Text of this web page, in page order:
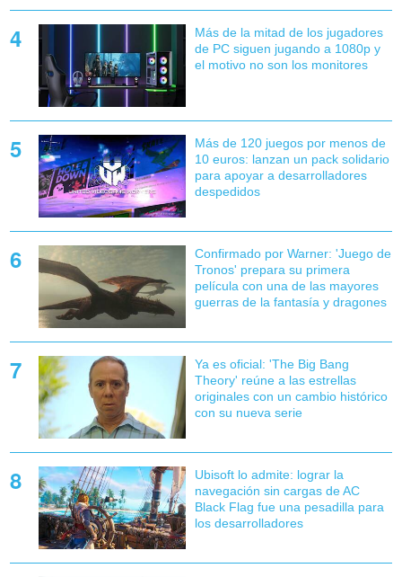
Más de la mitad de los jugadores
de PC siguen jugando a 1080p y
el motivo no son los monitores
Más de 120 juegos por menos de
10 euros: lanzan un pack solidario
para apoyar a desarrolladores
despedidos
Confirmado por Warner: 'Juego de
Tronos' prepara su primera
película con una de las mayores
guerras de la fantasía y dragones
Ya es oficial: 'The Big Bang
Theory' reúne a las estrellas
originales con un cambio histórico
con su nueva serie
Ubisoft lo admite: lograr la
navegación sin cargas de AC
Black Flag fue una pesadilla para
los desarrolladores